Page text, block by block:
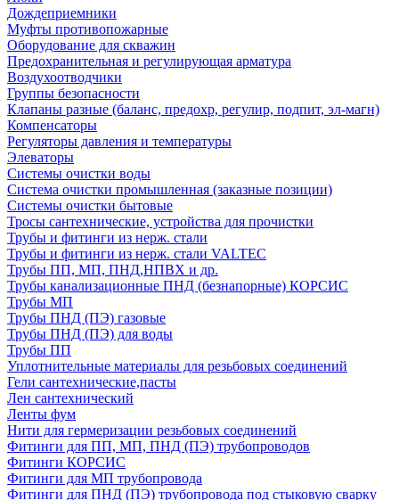
Дождеприемники
Муфты противопожарные
Оборудование для скважин
Предохранительная и регулирующая арматура
Воздухоотводчики
Группы безопасности
Клапаны разные (баланс, предохр, регулир, подпит, эл-магн)
Компенсаторы
Регуляторы давления и температуры
Элеваторы
Системы очистки воды
Система очистки промышленная (заказные позиции)
Системы очистки бытовые
Тросы сантехнические, устройства для прочистки
Трубы и фитинги из нерж. стали
Трубы и фитинги из нерж. стали VALTEC
Трубы ПП, МП, ПНД,НПВХ и др.
Трубы канализационные ПНД (безнапорные) КОРСИС
Трубы МП
Трубы ПНД (ПЭ) газовые
Трубы ПНД (ПЭ) для воды
Трубы ПП
Уплотнительные материалы для резьбовых соединений
Гели сантехнические,пасты
Лен сантехнический
Ленты фум
Нити для гермеризации резьбовых соединений
Фитинги для ПП, МП, ПНД (ПЭ) трубопроводов
Фитинги КОРСИС
Фитинги для МП трубопровода
Фитинги для ПНД (ПЭ) трубопровода под стыковую сварку